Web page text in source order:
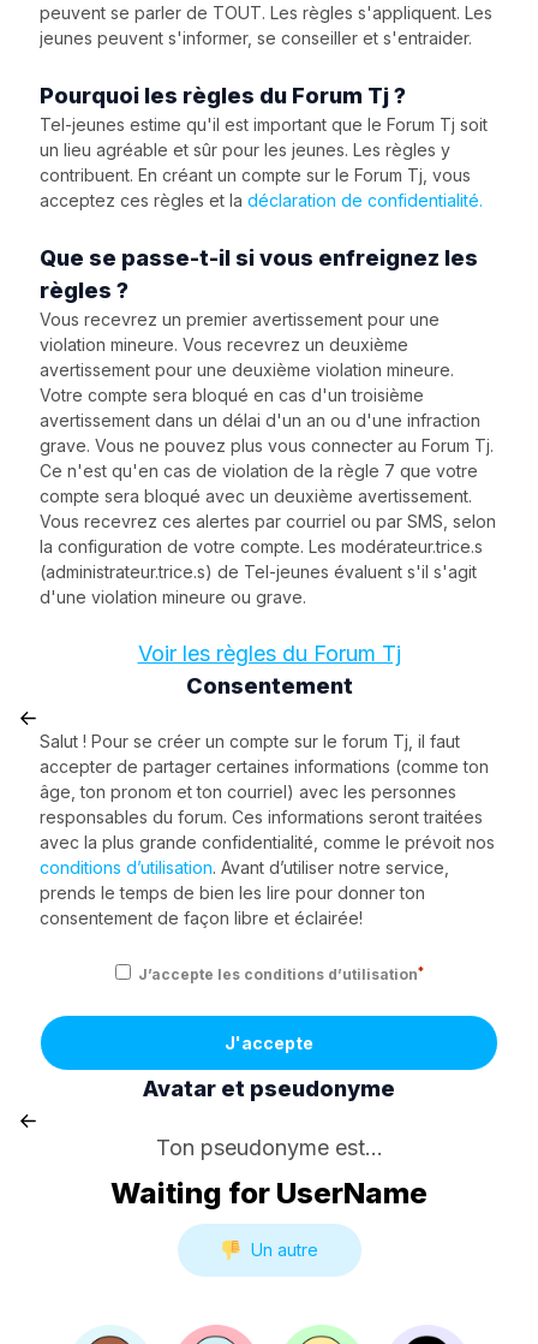
peuvent se parler de TOUT. Les règles s'appliquent. Les
jeunes peuvent s'informer, se conseiller et s'entraider.
Pourquoi les règles du Forum Tj ?
Tel-jeunes estime qu'il est important que le Forum Tj soit
un lieu agréable et sûr pour les jeunes. Les règles y
contribuent. En créant un compte sur le Forum Tj, vous
acceptez ces règles et la déclaration de confidentialité.
Que se passe-t-il si vous enfreignez les
règles ?
Vous recevrez un premier avertissement pour une
violation mineure. Vous recevrez un deuxième
avertissement pour une deuxième violation mineure.
Votre compte sera bloqué en cas d'un troisième
avertissement dans un délai d'un an ou d'une infraction
grave. Vous ne pouvez plus vous connecter au Forum Tj.
Ce n'est qu'en cas de violation de la règle 7 que votre
compte sera bloqué avec un deuxième avertissement.
Vous recevrez ces alertes par courriel ou par SMS, selon
la configuration de votre compte. Les modérateur.trice.s
(administrateur.trice.s) de Tel-jeunes évaluent s'il s'agit
d'une violation mineure ou grave.
Voir les règles du Forum Tj
Consentement
Salut ! Pour se créer un compte sur le forum Tj, il faut
accepter de partager certaines informations (comme ton
âge, ton pronom et ton courriel) avec les personnes
responsables du forum. Ces informations seront traitées
avec la plus grande confidentialité, comme le prévoit nos
conditions d’utilisation. Avant d’utiliser notre service,
prends le temps de bien les lire pour donner ton
consentement de façon libre et éclairée!
J’accepte les conditions d’utilisation*
J'accepte
Avatar et pseudonyme
Ton pseudonyme est...
Waiting for UserName
Un autre